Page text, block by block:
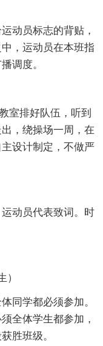
动员标志的背贴，
，运动员在本班指
调度。
室排好队伍，听到
，绕操场一周，在
设计制定，不做严
动员代表致词。时
）
同学都必须参加。
全体学生都参加，
胜班级。